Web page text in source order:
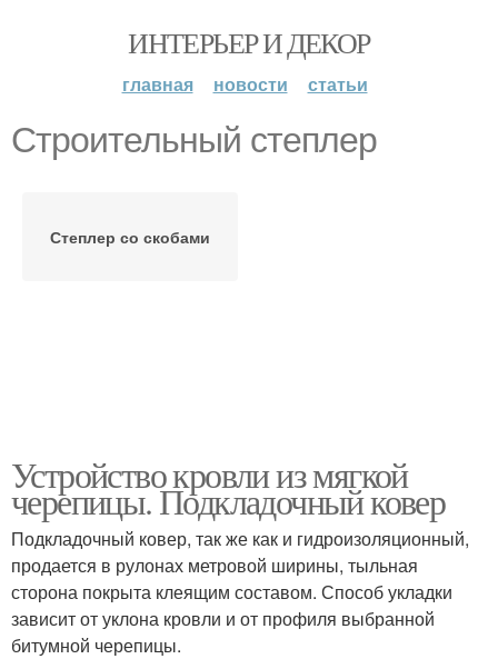
ИНТЕРЬЕР И ДЕКОР
главная новости статьи
Строительный степлер
Степлер со скобами
Устройство кровли из мягкой
черепицы. Подкладочный ковер
Подкладочный ковер, так же как и гидроизоляционный,
продается в рулонах метровой ширины, тыльная
сторона покрыта клеящим составом. Способ укладки
зависит от уклона кровли и от профиля выбранной
битумной черепицы.